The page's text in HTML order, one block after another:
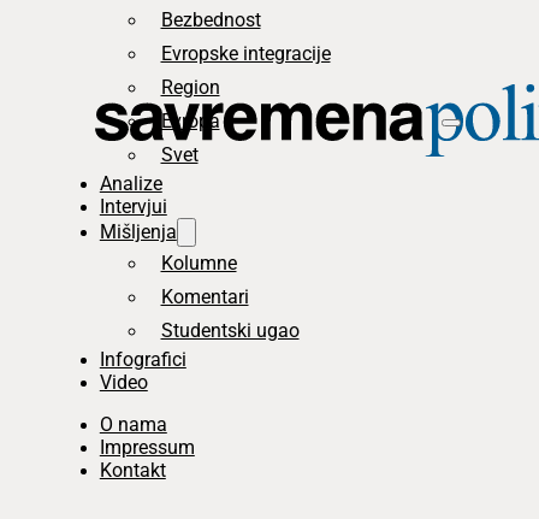
Bezbednost
Evropske integracije
Region
Evropa
Svet
Analize
Intervjui
Mišljenja
Kolumne
Komentari
Studentski ugao
Infografici
Video
O nama
Impressum
Kontakt